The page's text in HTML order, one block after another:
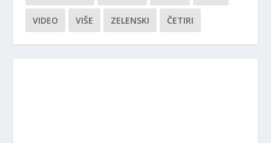
VIDEO VIŠE ZELENSKI ČETIRI